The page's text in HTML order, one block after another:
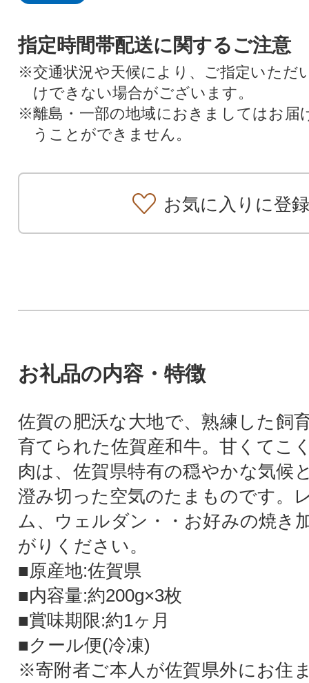
指定時間帯配送に関するご注意
※交通状況や天候により、ご指定いただ
けできない場合がございます。
※離島・一部の地域におきましてはお届
うことができません。
お気に入りに登録
お礼品の内容・特徴
佐賀の肥沃な大地で、熟練した飼
育てられた佐賀産和牛。甘くてこ
肉は、佐賀県特有の穏やかな気候
澄み切った空気のたまものです。
ム、ウェルダン・・お好みの焼き
がりください。
■原産地:佐賀県
■内容量:約200g×3枚
■賞味期限:約1ヶ月
■クール便(冷凍)
※寄附者ご本人が佐賀県外にお住